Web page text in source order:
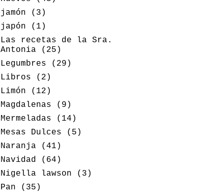
jamón
(3)
japón
(1)
Las recetas de la Sra.
Antonia
(25)
Legumbres
(29)
Libros
(2)
Limón
(12)
Magdalenas
(9)
Mermeladas
(14)
Mesas Dulces
(5)
Naranja
(41)
Navidad
(64)
Nigella lawson
(3)
Pan
(35)